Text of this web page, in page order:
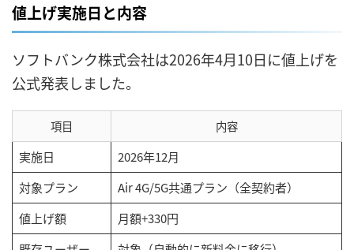
値上げ実施日と内容
ソフトバンク株式会社は2026年4月10日に値上げを
公式発表しました。
項目
内容
実施日
2026年12月
対象プラン
Air 4G/5G共通プラン（全契約者）
値上げ額
月額+330円